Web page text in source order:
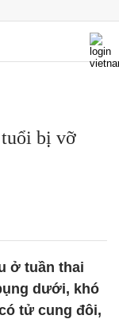
bị vỡ
ở tuần thai
dưới, khó
tử cung đôi,